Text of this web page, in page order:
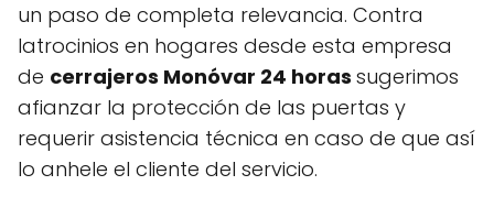
un paso de completa relevancia. Contra
latrocinios en hogares desde esta empresa
de cerrajeros Monóvar 24 horas sugerimos
afianzar la protección de las puertas y
requerir asistencia técnica en caso de que así
lo anhele el cliente del servicio.